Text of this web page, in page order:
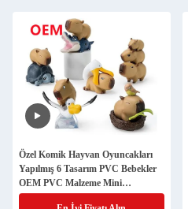
Özel Komik Hayvan Oyuncakları
Yapılmış 6 Tasarım PVC Bebekler
OEM PVC Malzeme Mini
Oyuncaklar